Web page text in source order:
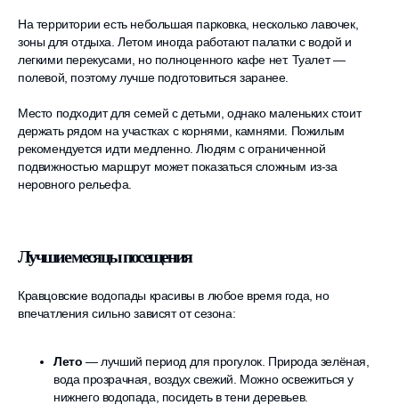
На территории есть небольшая парковка, несколько лавочек,
зоны для отдыха. Летом иногда работают палатки с водой и
легкими перекусами, но полноценного кафе нет. Туалет —
полевой, поэтому лучше подготовиться заранее.
Место подходит для семей с детьми, однако маленьких стоит
держать рядом на участках с корнями, камнями. Пожилым
рекомендуется идти медленно. Людям с ограниченной
подвижностью маршрут может показаться сложным из-за
неровного рельефа.
Лучшие месяцы посещения
Кравцовские водопады красивы в любое время года, но
впечатления сильно зависят от сезона:
Лето — лучший период для прогулок. Природа зелёная,
вода прозрачная, воздух свежий. Можно освежиться у
нижнего водопада, посидеть в тени деревьев.